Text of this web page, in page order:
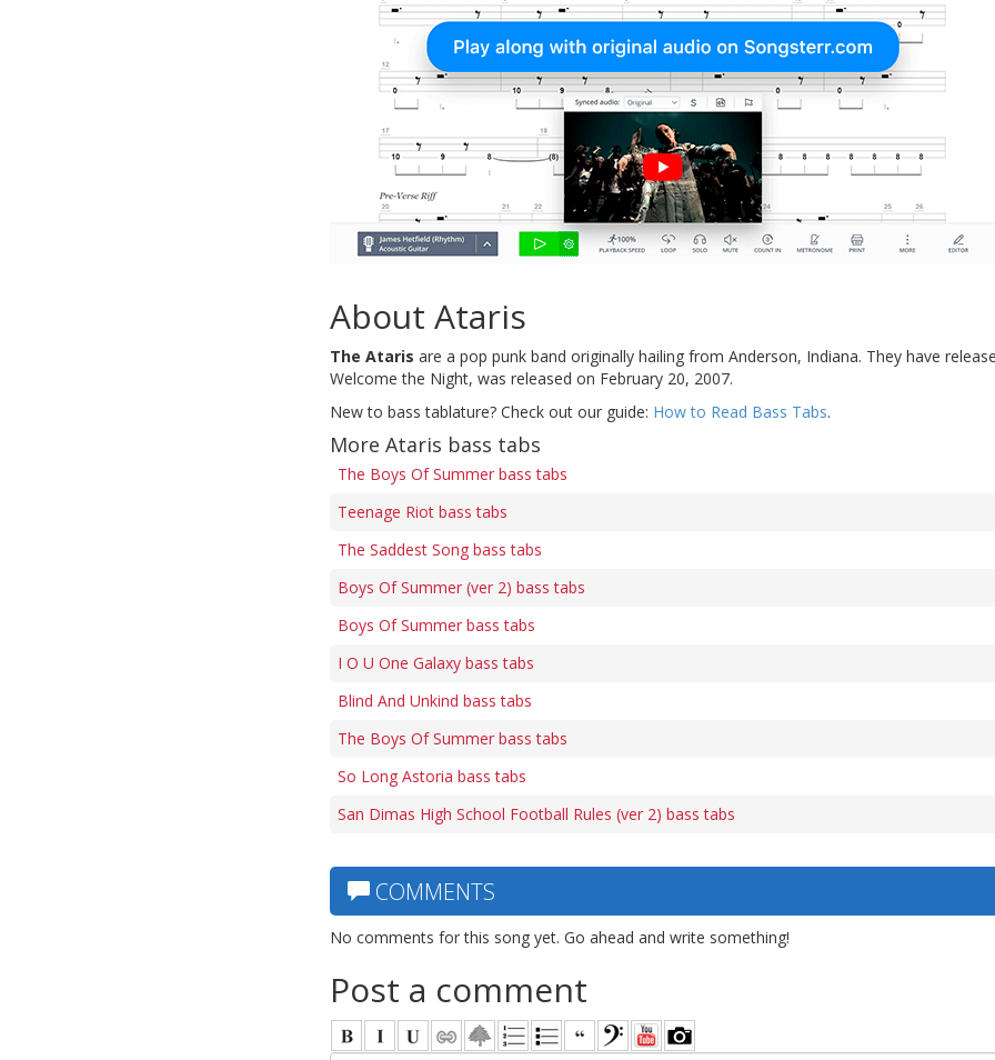
About Ataris
The Ataris are a pop punk band originally hailing from Anderson, Indiana. They have
Welcome the Night, was released on February 20, 2007.
New to bass tablature? Check out our guide: How to Read Bass Tabs.
More Ataris bass tabs
The Boys Of Summer bass tabs
Teenage Riot bass tabs
The Saddest Song bass tabs
Boys Of Summer (ver 2) bass tabs
Boys Of Summer bass tabs
I O U One Galaxy bass tabs
Blind And Unkind bass tabs
The Boys Of Summer bass tabs
So Long Astoria bass tabs
San Dimas High School Football Rules (ver 2) bass tabs
COMMENTS
No comments for this song yet. Go ahead and write something!
Post a comment